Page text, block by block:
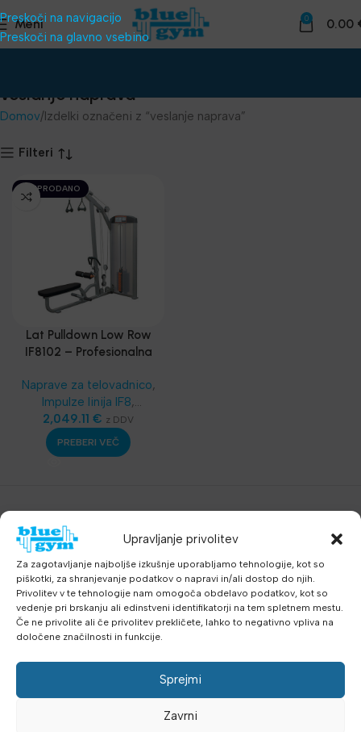
Upravljanje privolitev
Za zagotavljanje najboljše izkušnje uporabljamo tehnologije, kot so
piškotki, za shranjevanje podatkov o napravi in/ali dostop do njih.
Privolitev v te tehnologije nam omogoča obdelavo podatkov, kot so
vedenje pri brskanju ali edinstveni identifikatorji na tem spletnem mestu.
Če ne privolite ali če privolitev prekličete, lahko to negativno vpliva na
določene značilnosti in funkcije.
Sprejmi
Zavrni
Preskoči na navigacijo
Preskoči na glavno vsebino
Meni 0 0.00
veslanje naprava
Domov Izdelki označeni z “veslanje naprava”
Filteri
RAZPRODANO
Lat Pulldown Low Row
IF8102 – Profesionalna
Naprave za telovadnico,
Impulze linija IF8,
Telovadnice,Multigym
sistemi ,Oprema za klube
Najnovejša oprema
2,049.11 € z DDV
PREBERI VEČ